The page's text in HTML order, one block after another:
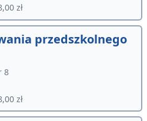
zł
przedszkolnego
8
zł